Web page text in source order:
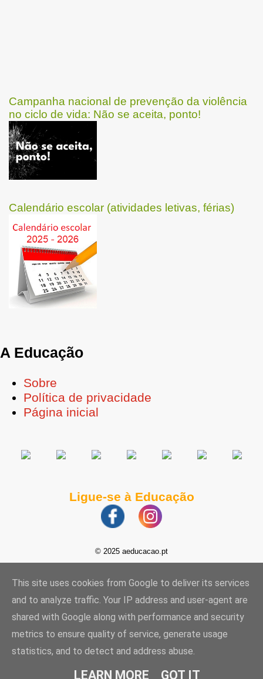
Campanha nacional de prevenção da violência
no ciclo de vida: Não se aceita, ponto!
Calendário escolar (atividades letivas, férias)
A Educação
Sobre
Política de privacidade
Página inicial
Ligue-se à Educação
© 2025 aeducacao.pt
This site uses cookies from Google to deliver its services
and to analyze traffic. Your IP address and user-agent are
shared with Google along with performance and security
metrics to ensure quality of service, generate usage
statistics, and to detect and address abuse.
LEARN MORE GOT IT